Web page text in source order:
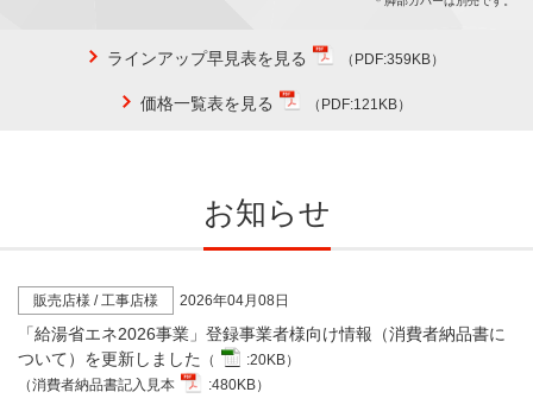
ラインアップ早見表を見る （PDF:359KB）
価格一覧表を見る （PDF:121KB）
お知らせ
販売店様 / 工事店様 2026年04月08日
「給湯省エネ2026事業」登録事業者様向け情報（消費者納品書に
ついて）を更新しました
（
:20KB）
（消費者納品書記入見本
:480KB）